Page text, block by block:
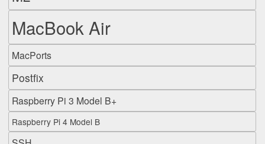
MacBook Air
MacPorts
Postfix
Raspberry Pi 3 Model B+
Raspberry Pi 4 Model B